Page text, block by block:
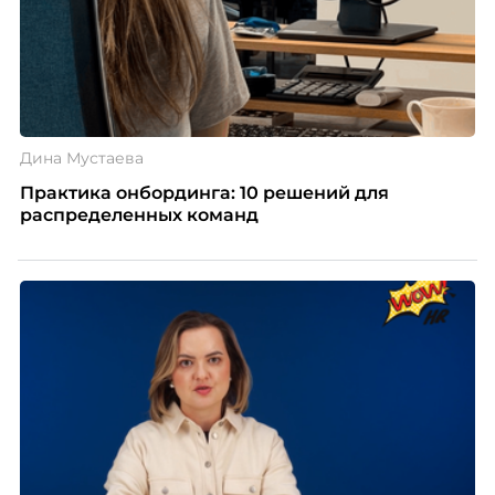
Дина Мустаева
Практика онбординга: 10 решений для
распределенных команд